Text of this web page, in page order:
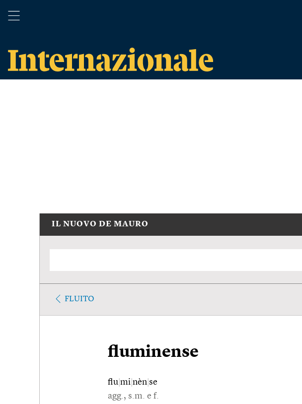
IL NUOVO DE MAURO
FLUITO
fluminense
flu mi nèn se
agg., s.m. e f.